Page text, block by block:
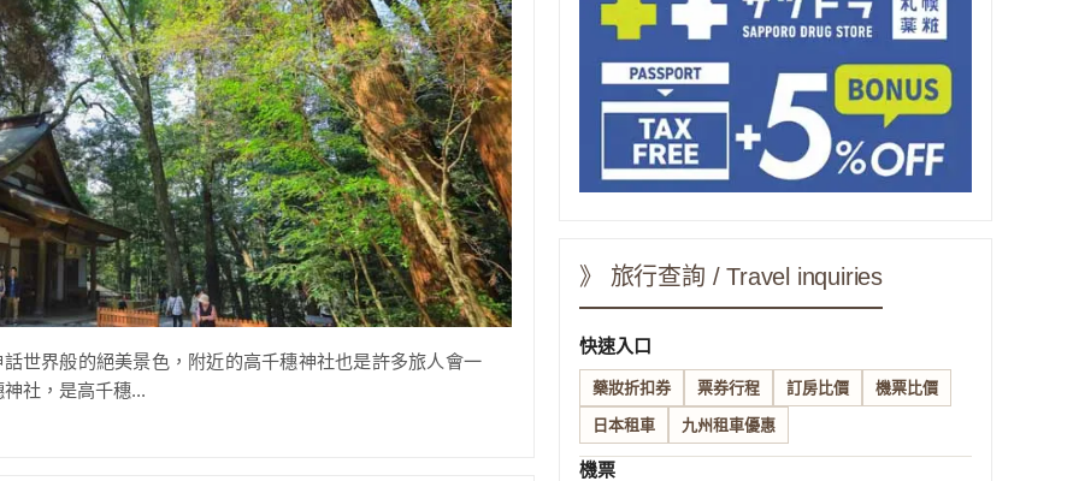
世界般的絕美景色，附近的高千穗神社也是許多旅人會一
社，是高千穗...
》 旅行查詢 / Travel inquiries
快速入口
藥妝折扣券 票券行程 訂房比價 機票比價
日本租車 九州租車優惠
機票